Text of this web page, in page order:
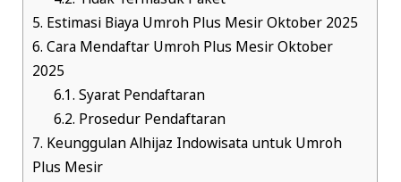
5. Estimasi Biaya Umroh Plus Mesir Oktober 2025
6. Cara Mendaftar Umroh Plus Mesir Oktober
2025
6.1. Syarat Pendaftaran
6.2. Prosedur Pendaftaran
7. Keunggulan Alhijaz Indowisata untuk Umroh
Plus Mesir